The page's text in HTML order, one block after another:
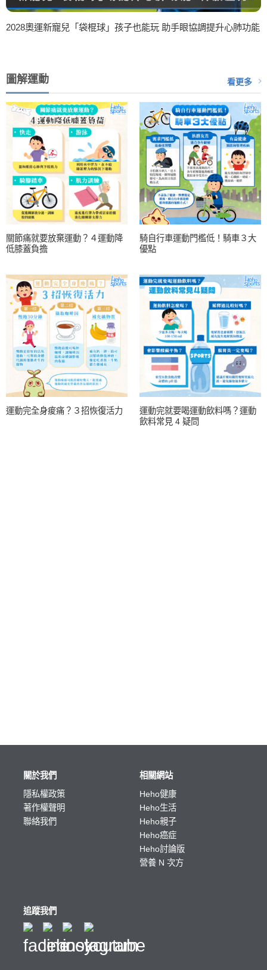
2028奧運新寵兒「袋棍球」孩子也能玩 助手眼協調提升心肺功能
圖解運動 看更多
關節痛就要放棄運動？４運動降
低膝蓋負擔
騎自行車運動門檻低！騎車３大
優點
運動完全身痠痛？３招恢復活力
運動完就要喝運動飲料嗎？運動
飲料常見 4 疑問
關於我們
隱私權政策
著作權聲明
聯絡我們
相關網站
Heho健康
Heho生活
Heho親子
Heho癌症
Heho討論版
營養 N 次方
追蹤我們